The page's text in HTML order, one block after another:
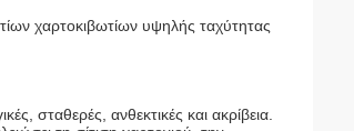
χαρτοκιβωτίων υψηλής ταχύτητας
σταθερές, ανθεκτικές και ακρίβεια.